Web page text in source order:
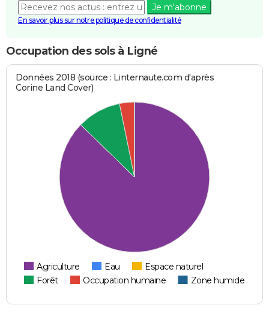
Je m'abonne
En savoir plus sur notre politique de confidentialité
Occupation des sols à Ligné
Données 2018 (source : Linternaute.com d'après
Corine Land Cover)
Agriculture Eau
Espace naturel
Forêt
Occupation humaine Zone humide